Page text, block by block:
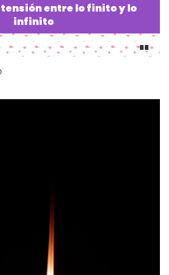
tensión entre lo finito y lo
infinito